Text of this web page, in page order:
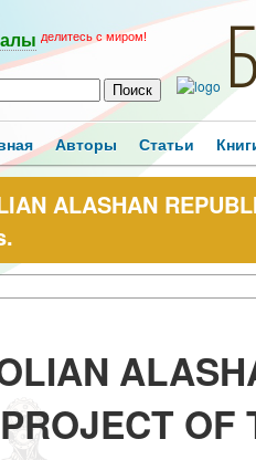
делитесь с миром!
Авторы Статьи
ALASHAN
OF